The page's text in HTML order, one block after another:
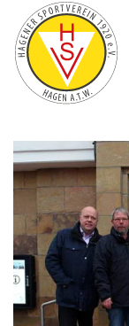
Zum